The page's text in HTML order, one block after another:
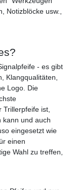
Notizblöcke usw.,
- es gibt
Klangqualitäten,
Logo. Die
ist,
kann und auch
eingesetzt wie
einen
Wahl zu treffen,